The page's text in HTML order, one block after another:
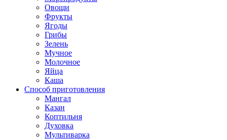
Овощи
Фрукты
Ягоды
Грибы
Зелень
Мучное
Молочное
Яйца
Каша
Способ приготовления
Мангал
Казан
Коптильня
Духовка
Мультиварка